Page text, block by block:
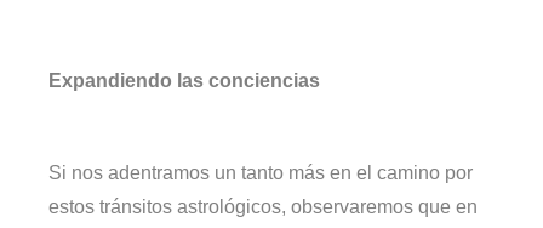
Expandiendo las conciencias
Si nos adentramos un tanto más en el camino por
estos tránsitos astrológicos, observaremos que en